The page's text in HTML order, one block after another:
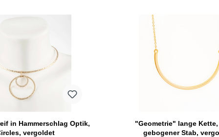
in Hammerschlag Optik,
vergoldet
"Geometrie" lange
gebogener Stab,